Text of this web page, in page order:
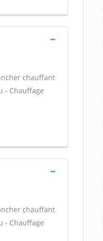
chauffant
- Chauffage
chauffant
- Chauffage